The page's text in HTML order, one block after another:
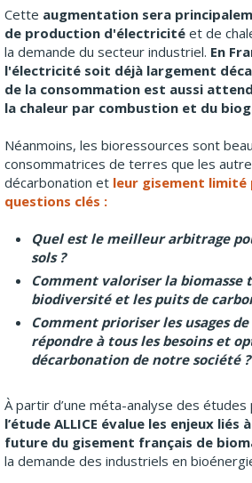
Cette augmentation sera
de production d'électricité et de
la demande du secteur industriel. En
l'électricité soit déjà largement
de la consommation est aussi
la chaleur par combustion et du
Néanmoins, les bioressources sont
consommatrices de terres que les
décarbonation et leur gisement limité
questions clés :
Quel est le meilleur arbitrage
sols ?
Comment valoriser la
biodiversité et les puits de
Comment prioriser les usages
répondre à tous les besoins et
décarbonation de notre société ?
À partir d’une méta-analyse des
l’étude ALLICE évalue les enjeux liés
future du gisement français de
la demande des industriels en